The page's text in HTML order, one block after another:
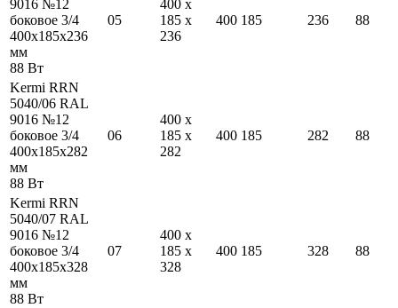
9016 №12
боковое 3/4
400x185x236
мм
88 Вт
05
400 x
185 x
236
400 185 236 88
Kermi RRN
5040/06 RAL
9016 №12
боковое 3/4
400x185x282
мм
88 Вт
06
400 x
185 x
282
400 185 282 88
Kermi RRN
5040/07 RAL
9016 №12
боковое 3/4
400x185x328
мм
88 Вт
07
400 x
185 x
328
400 185 328 88